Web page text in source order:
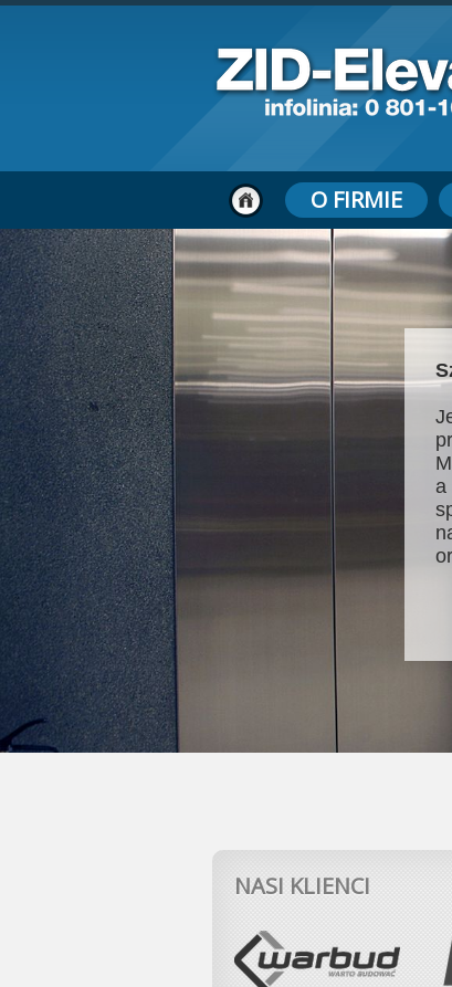
O FIRMIE
a
NASI KLIENCI